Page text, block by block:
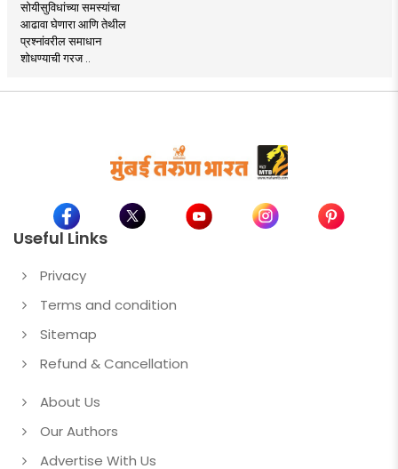
सोयीसुविधांच्या समस्यांचा
आढावा घेणारा आणि तेथील
प्रश्नांवरील समाधान
शोधण्याची गरज ..
Useful Links
Privacy
Terms and condition
Sitemap
Refund & Cancellation
About Us
Our Authors
Advertise With Us